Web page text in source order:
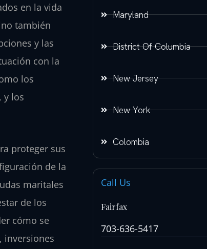
en la vida
también
y las
con la
los
y los
proteger sus
de la
maritales
de los
cómo se
inversiones
Maryland
District Of Columbia
New Jersey
New York
Colombia
Call Us
Fairfax
703-636-5417